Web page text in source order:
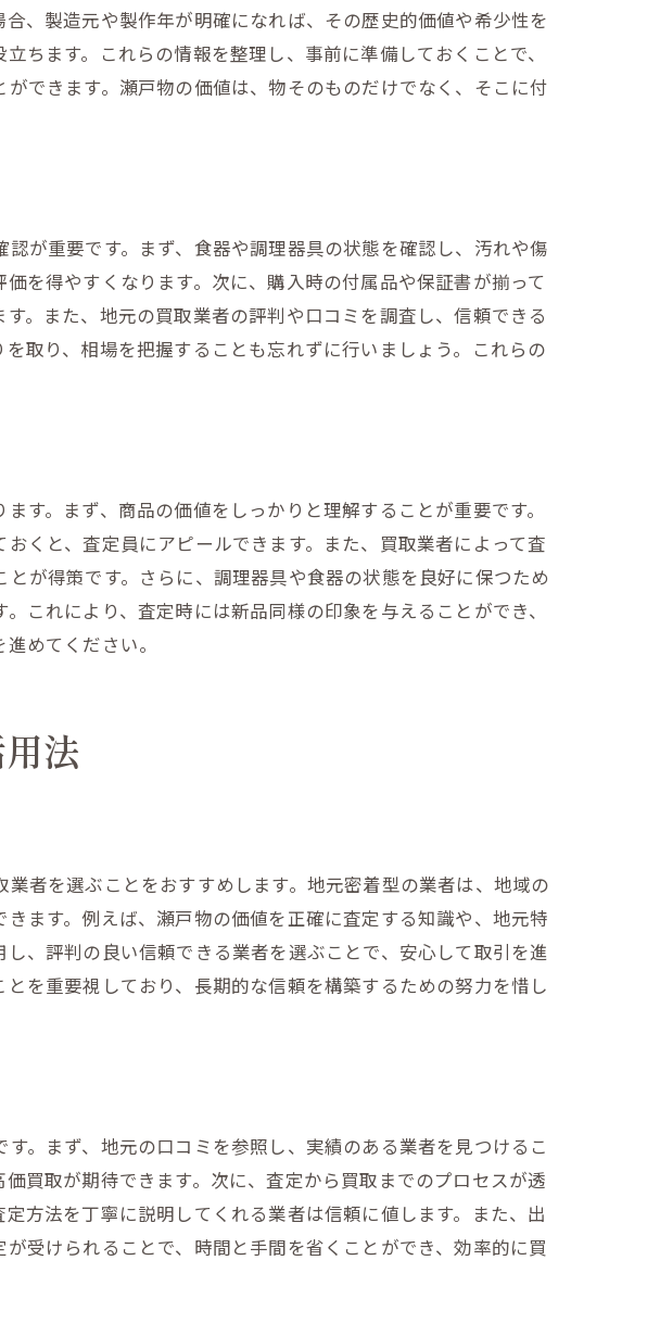
理解する
のポイント
報
ーション
とは
める
ック
構え
、製造元や製作年が明確になれば、その歴史的価値や希少性を
ちます。これらの情報を整理し、事前に準備しておくことで、
できます。瀬戸物の価値は、物そのものだけでなく、そこに付
が重要です。まず、食器や調理器具の状態を確認し、汚れや傷
を得やすくなります。次に、購入時の付属品や保証書が揃って
。また、地元の買取業者の評判や口コミを調査し、信頼できる
取り、相場を把握することも忘れずに行いましょう。これらの
す。まず、商品の価値をしっかりと理解することが重要です。
くと、査定員にアピールできます。また、買取業者によって査
が得策です。さらに、調理器具や食器の状態を良好に保つため
これにより、査定時には新品同様の印象を与えることができ、
めてください。
法
者を選ぶことをおすすめします。地元密着型の業者は、地域の
ます。例えば、瀬戸物の価値を正確に査定する知識や、地元特
、評判の良い信頼できる業者を選ぶことで、安心して取引を進
を重要視しており、長期的な信頼を構築するための努力を惜し
。まず、地元の口コミを参照し、実績のある業者を見つけるこ
買取が期待できます。次に、査定から買取までのプロセスが透
方法を丁寧に説明してくれる業者は信頼に値します。また、出
受けられることで、時間と手間を省くことができ、効率的に買